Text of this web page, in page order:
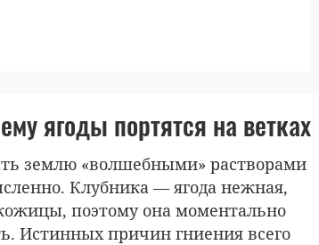
ягоды портятся на ветках
землю «волшебными» растворами
Клубника — ягода нежная,
поэтому она моментально
Истинных причин гниения всего